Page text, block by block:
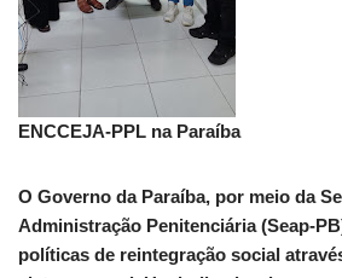
ENCCEJA-PPL na Paraíba
O Governo da Paraíba, por meio da
Administração Penitenciária (Seap-
políticas de reintegração social